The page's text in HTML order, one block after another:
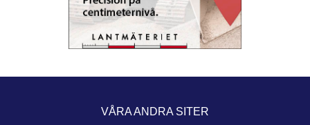
VÅRA ANDRA SITER